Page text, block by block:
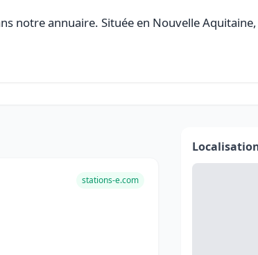
notre annuaire. Située en Nouvelle
stations-e.com